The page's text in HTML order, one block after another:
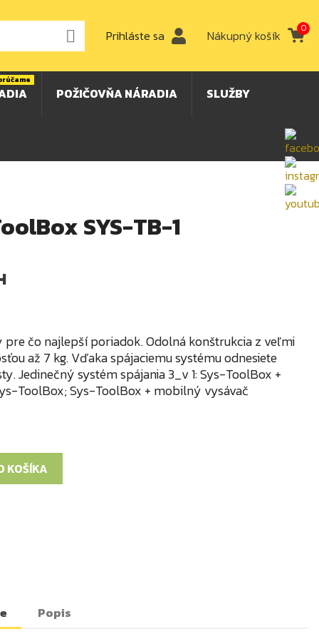
 Prihláste sa Nákupný košík 0
POŽIČOVŇA NÁRADIA SLUŽBY
SYS-TB-1
čo najlepší poriadok. Odolná konštrukcia z veľmi
až 7 kg. Vďaka spájaciemu systému odnesiete
Jedinečný systém spájania 3_v 1: Sys-ToolBox +
ToolBox; Sys-ToolBox + mobilný vysávač
KOŠÍKA
Popis